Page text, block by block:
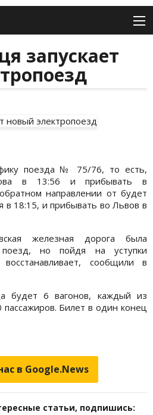
запускает
поезда № 75/76, то есть,
в 13:56 и прибывать в
направлении от будет
18:15, и прибывать во Львов в
железная дорога была
но пойдя на уступки
сообщили в
будет 6 вагонов, каждый из
пассажиров. Билет в один конец
в Google.News
статьи, подпишись: